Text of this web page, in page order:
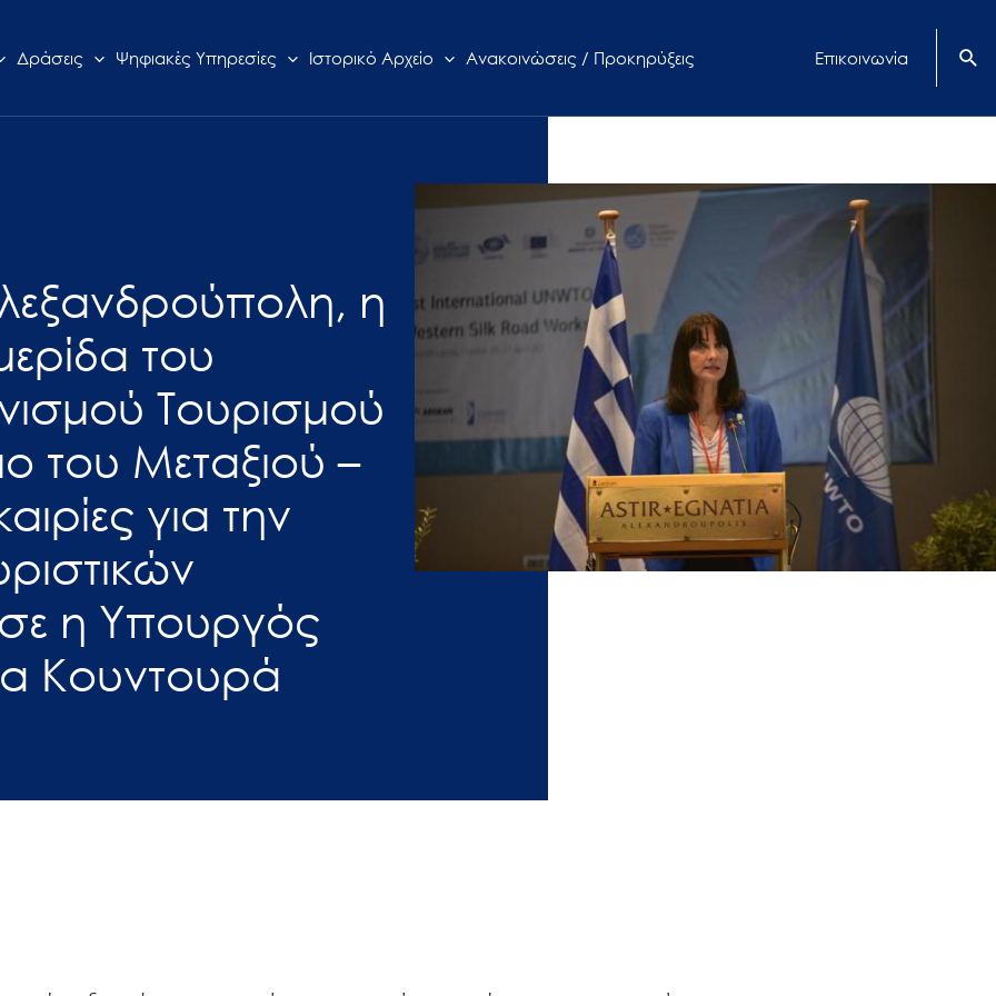
Δράσεις Ψηφιακές Υπηρεσίες Ιστορικό Αρχείο Ανακοινώσεις / Προκηρύξεις Επικοινωνία
η
του
Τουρισμού
του Μεταξιού –
για την
η Υπουργός
Κουντουρά